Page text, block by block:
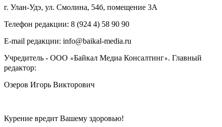
г. Улан-Удэ, ул. Смолина, 54б, помещение 3А
Телефон редакции: ‎‎8 (924 4) 58 90 90
E-mail редакции: info@baikal-media.ru
Учредитель - ООО «Байкал Медиа Консалтинг». Главный
редактор:
Озеров Игорь Викторович
Курение вредит Вашему здоровью!